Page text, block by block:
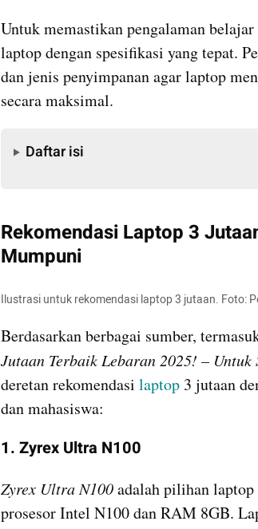
Untuk memastikan pengalaman
laptop dengan spesifikasi yang tepat.
dan jenis penyimpanan agar laptop
secara maksimal.
Daftar isi
Rekomendasi Laptop 3
Mumpuni
Ilustrasi untuk rekomendasi laptop 3 jutaan. Foto:
Berdasarkan berbagai sumber,
Jutaan Terbaik Lebaran 2025! –
deretan rekomendasi laptop 3 jutaan
dan mahasiswa:
1. Zyrex Ultra N100
Zyrex Ultra N100 adalah pilihan
prosesor Intel N100 dan RAM 8GB.